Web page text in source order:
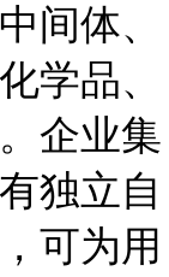
间体、
学品、
企业集
独立自
可为用